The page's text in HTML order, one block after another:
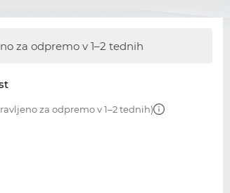
za odpremo v 1–2 tednih
za odpremo v 1–2 tednih)